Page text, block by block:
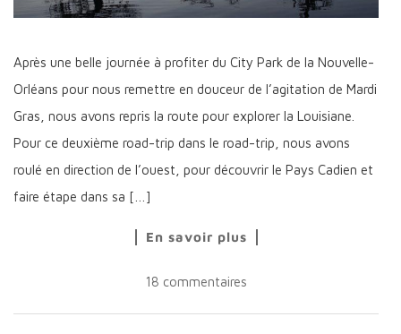
Après une belle journée à profiter du City Park de la Nouvelle-
Orléans pour nous remettre en douceur de l’agitation de Mardi
Gras, nous avons repris la route pour explorer la Louisiane.
Pour ce deuxième road-trip dans le road-trip, nous avons
roulé en direction de l’ouest, pour découvrir le Pays Cadien et
faire étape dans sa […]
En savoir plus
18 commentaires